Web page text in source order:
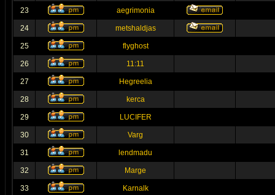
23 aegrimonia
24 metshaldjas
25 flyghost
26 11:11
27 Hegreelia
28 kerca
29 LUCIFER
30 Varg
31 lendmadu
32 Marge
33 Karnalk